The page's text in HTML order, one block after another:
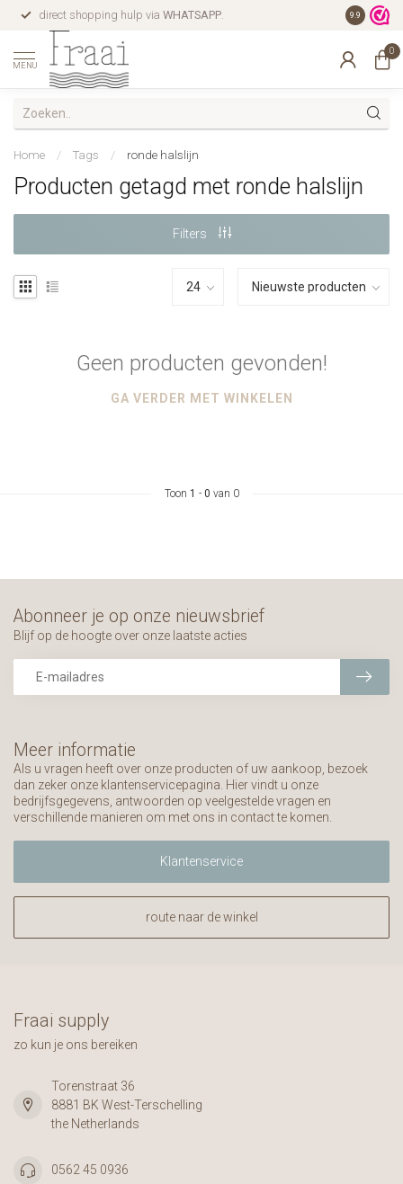
direct shopping hulp via WHATSAPP. gratis
9.9
MENU
0
Home / Tags / ronde halslijn
Producten getagd met ronde halslijn
Filters
Geen producten gevonden!
GA VERDER MET WINKELEN
Toon 1 - 0 van 0
Meer informatie
Als u vragen heeft over onze producten of uw aankoop, bezoek
dan zeker onze klantenservicepagina. Hier vindt u onze
bedrijfsgegevens, antwoorden op veelgestelde vragen en
verschillende manieren om met ons in contact te komen.
Klantenservice
route naar de winkel
Abonneer je op onze nieuwsbrief
Blijf op de hoogte over onze laatste acties
Fraai supply
zo kun je ons bereiken
Torenstraat 36
8881 BK West-Terschelling
the Netherlands
0562 45 0936